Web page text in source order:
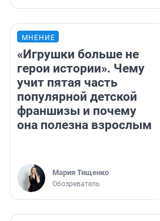
МНЕНИЕ
«Игрушки больше не
герои истории». Чему
учит пятая часть
популярной детской
франшизы и почему
она полезна взрослым
Мария Тищенко
Обозреватель